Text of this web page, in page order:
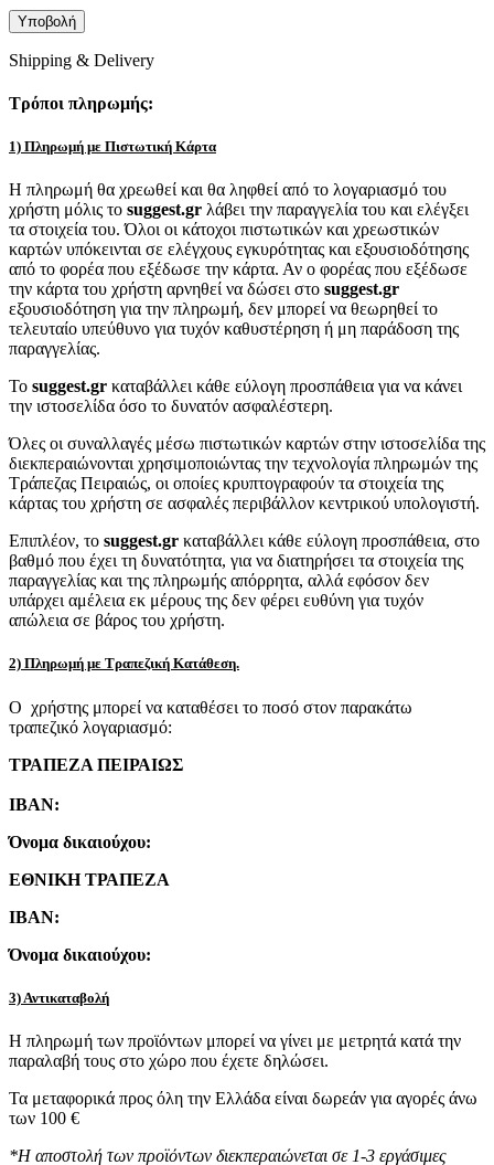
Shipping & Delivery
Τρόποι πληρωμής:
1) Πληρωμή με Πιστωτική Κάρτα
Η πληρωμή θα χρεωθεί και θα ληφθεί από το λογαριασμό του
χρήστη μόλις το suggest.gr λάβει την παραγγελία του και ελέγξει
τα στοιχεία του. Όλοι οι κάτοχοι πιστωτικών και χρεωστικών
καρτών υπόκεινται σε ελέγχους εγκυρότητας και εξουσιοδότησης
από το φορέα που εξέδωσε την κάρτα. Αν ο φορέας που εξέδωσε
την κάρτα του χρήστη αρνηθεί να δώσει στο suggest.gr
εξουσιοδότηση για την πληρωμή, δεν μπορεί να θεωρηθεί το
τελευταίο υπεύθυνο για τυχόν καθυστέρηση ή μη παράδοση της
παραγγελίας.
Το suggest.gr καταβάλλει κάθε εύλογη προσπάθεια για να κάνει
την ιστοσελίδα όσο το δυνατόν ασφαλέστερη.
Όλες οι συναλλαγές μέσω πιστωτικών καρτών στην ιστοσελίδα της
διεκπεραιώνονται χρησιμοποιώντας την τεχνολογία πληρωμών της
Τράπεζας Πειραιώς, οι οποίες κρυπτογραφούν τα στοιχεία της
κάρτας του χρήστη σε ασφαλές περιβάλλον κεντρικού υπολογιστή.
Επιπλέον, το suggest.gr καταβάλλει κάθε εύλογη προσπάθεια, στο
βαθμό που έχει τη δυνατότητα, για να διατηρήσει τα στοιχεία της
παραγγελίας και της πληρωμής απόρρητα, αλλά εφόσον δεν
υπάρχει αμέλεια εκ μέρους της δεν φέρει ευθύνη για τυχόν
απώλεια σε βάρος του χρήστη.
2) Πληρωμή με Τραπεζική Κατάθεση.
Ο χρήστης μπορεί να καταθέσει το ποσό στον παρακάτω
τραπεζικό λογαριασμό:
ΤΡΑΠΕΖΑ ΠΕΙΡΑΙΩΣ
IBAN:
Όνομα δικαιούχου:
ΕΘΝΙΚΗ ΤΡΑΠΕΖΑ
IBAN:
Όνομα δικαιούχου:
3) Αντικαταβολή
Η πληρωμή των προϊόντων μπορεί να γίνει με μετρητά κατά την
παραλαβή τους στο χώρο που έχετε δηλώσει.
Τα μεταφορικά προς όλη την Ελλάδα είναι δωρεάν για αγορές άνω
των 100 €
*Η αποστολή των προϊόντων διεκπεραιώνεται σε 1-3 εργάσιμες